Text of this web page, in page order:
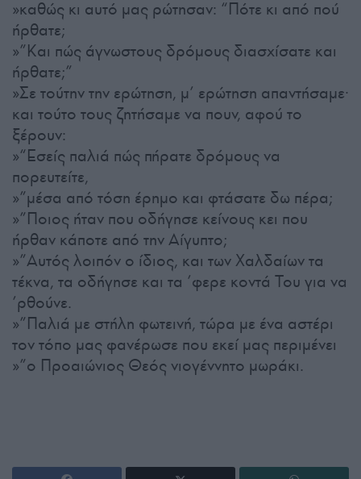
»καθώς κι αυτό μας ρώτησαν: “Πότε κι από πού
ήρθατε;
»”Και πώς άγνωστους δρόμους διασχίσατε και
ήρθατε;”
»Σε τούτην την ερώτηση, μ’ ερώτηση απαντήσαμε·
και τούτο τους ζητήσαμε να πουν, αφού το
ξέρουν:
»“Εσείς παλιά πώς πήρατε δρόμους να
πορευτείτε,
»”μέσα από τόση έρημο και φτάσατε δω πέρα;
»”Ποιος ήταν που οδήγησε κείνους κει που
ήρθαν κάποτε από την Αίγυπτο;
»”Αυτός λοιπόν ο ίδιος, και των Χαλδαίων τα
τέκνα, τα οδήγησε και τα ’φερε κοντά Του για να
’ρθούνε.
»”Παλιά με στήλη φωτεινή, τώρα με ένα αστέρι
τον τόπο μας φανέρωσε που εκεί μας περιμένει
»”ο Προαιώνιος Θεός νιογέννητο μωράκι.